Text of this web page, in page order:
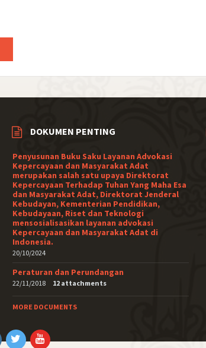
DOKUMEN PENTING
Penyusunan Buku Saku Layanan Advokasi
Kepercayaan dan Masyarakat Adat
merupakan salah satu upaya Direktorat
Kepercayaan Terhadap Tuhan Yang Maha Esa
dan Masyarakat Adat, Direktorat Jenderal
Kebudayan, Kementerian Pendidikan,
Kebudayaan, Riset dan Teknologi
mensosialisasikan layanan advokasi
Kepercayaan dan Masyarakat Adat di
Indonesia.
20/10/2024
Peraturan dan Perundangan
22/11/2018 12 attachments
MORE DOCUMENTS